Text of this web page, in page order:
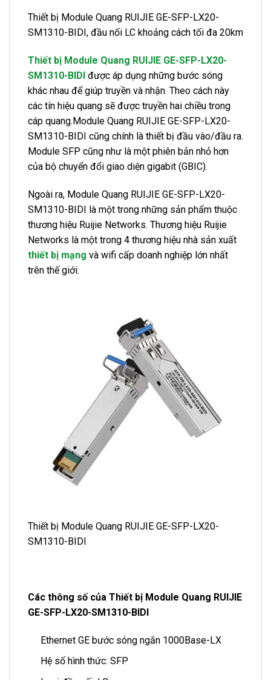
Thiết bị Module Quang RUIJIE GE-SFP-LX20-
SM1310-BIDI, đầu nối LC khoảng cách tối đa 20km
Thiết bị Module Quang RUIJIE GE-SFP-LX20-
SM1310-BIDI được áp dụng những bước sóng
khác nhau để giúp truyền và nhận. Theo cách này
các tín hiệu quang sẽ được truyền hai chiều trong
cáp quang.Module Quang RUIJIE GE-SFP-LX20-
SM1310-BIDI cũng chính là thiết bị đầu vào/đầu ra.
Module SFP cũng như là một phiên bản nhỏ hơn
của bộ chuyển đổi giao diện gigabit (GBIC).
Ngoài ra, Module Quang RUIJIE GE-SFP-LX20-
SM1310-BIDI là một trong những sản phẩm thuộc
thương hiệu Ruijie Networks. Thương hiệu Ruijie
Networks là một trong 4 thương hiệu nhà sản xuất
thiết bị mạng và wifi cấp doanh nghiệp lớn nhất
trên thế giới.
Thiết bị Module Quang RUIJIE GE-SFP-LX20-
SM1310-BIDI
Các thông số của Thiết bị Module Quang RUIJIE
GE-SFP-LX20-SM1310-BIDI
Ethernet GE bước sóng ngắn 1000Base-LX
Hệ số hình thức: SFP